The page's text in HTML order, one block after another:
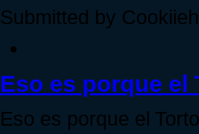
Submitted by
Eso es porque el
Eso es porque el